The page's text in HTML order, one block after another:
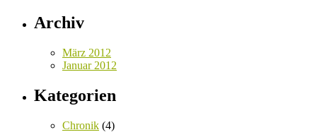
Archiv
März 2012
Januar 2012
Kategorien
Chronik (4)